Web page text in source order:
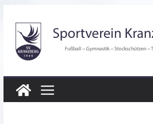
Inhalt
springen